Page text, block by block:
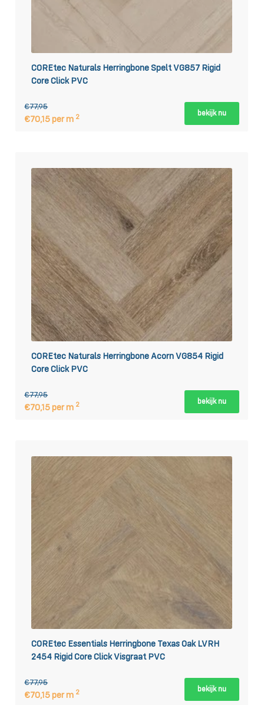
COREtec Naturals Herringbone Spelt VG857 Rigid
Core Click PVC
€77,95
€70,15 per m 2 bekijk nu
COREtec Naturals Herringbone Acorn VG854 Rigid
Core Click PVC
€77,95
€70,15 per m 2 bekijk nu
COREtec Essentials Herringbone Texas Oak LVRH
2454 Rigid Core Click Visgraat PVC
€77,95
€70,15 per m 2 bekijk nu